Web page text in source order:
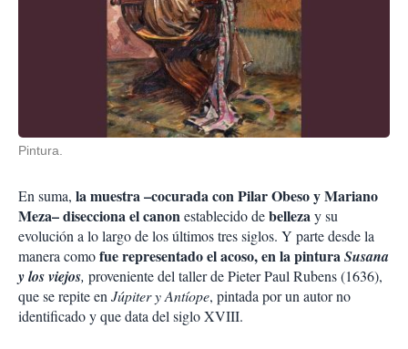
Pintura.
En suma, la muestra –cocurada con Pilar Obeso y Mariano
Meza–diseccionael canonestablecido debellezay su
evolución a lo largo de los últimos tres siglos. Y parte desde la
manera comofue representado el acoso, en la pinturaSusana
y los viejos, proveniente del taller de Pieter Paul Rubens (1636),
que se repite enJúpiter y Antíope, pintada por un autor no
identificado y que data del siglo XVIII.